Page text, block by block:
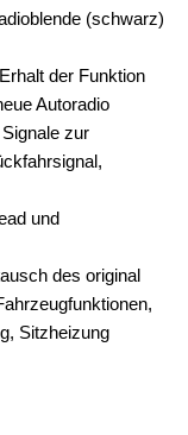
(schwarz)
der Funktion
Autoradio
zur
und
des original
Sitzheizung